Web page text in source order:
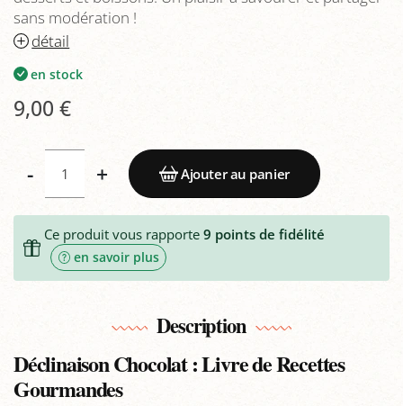
sans modération !
détail
en stock
9,00 €
- + Ajouter au panier
Ce produit vous rapporte 9 points de fidélité
en savoir plus
Description
Déclinaison Chocolat : Livre de Recettes
Gourmandes